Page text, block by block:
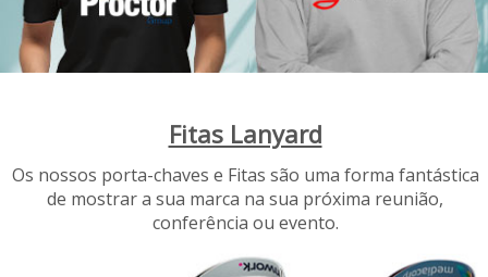
Fitas Lanyard
Os nossos porta-chaves e Fitas são uma forma fantástica
de mostrar a sua marca na sua próxima reunião,
conferência ou evento.